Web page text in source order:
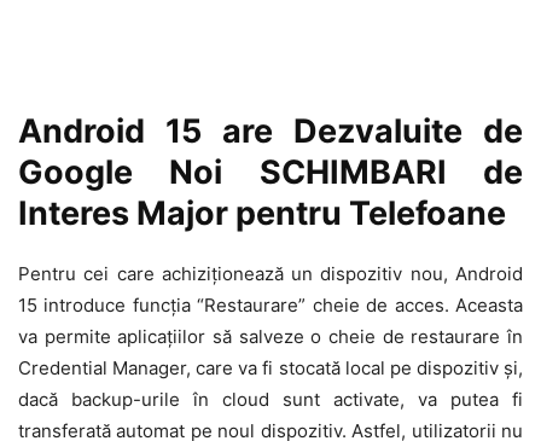
Android 15 are Dezvaluite de
Google Noi SCHIMBARI de
Interes Major pentru Telefoane
Pentru cei care achiziționează un dispozitiv nou, Android
15 introduce funcția “Restaurare” cheie de acces. Aceasta
va permite aplicațiilor să salveze o cheie de restaurare în
Credential Manager, care va fi stocată local pe dispozitiv și,
dacă backup-urile în cloud sunt activate, va putea fi
transferată automat pe noul dispozitiv. Astfel, utilizatorii nu